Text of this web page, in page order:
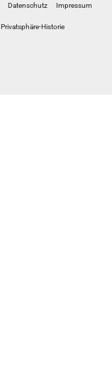
Datenschutz Impressum
Privatsphäre-Historie